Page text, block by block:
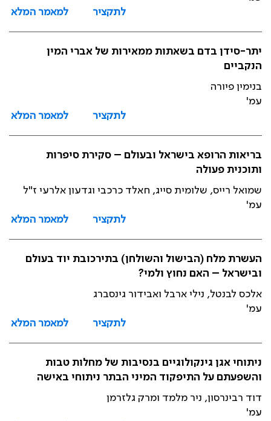
לתקציר
למאמר המלא
יתר-סידן בדם בשאתות ממאירות של אברי המין
הנקביים
בנימין פיורה
עמ'
לתקציר
למאמר המלא
בריאות הרופא בישראל ובעולם – סקירת סיפרות
ותוכנית פעולה
שמואל רייס, שלומית סייג, חאלד כרכבי וגדעון אלרעי ז"ל
עמ'
לתקציר
למאמר המלא
העשרת מלח (הבישול והשולחן) בתירכובת יוד בעולם
ובישראל – האם נחוץ ולמי?
אלכס לבנטל, נילי ארבל ואבידור גינסברג
עמ'
לתקציר
למאמר המלא
ניתוחי אגן גינקולוגיים בנסיבות של מחלות טבות
והשפעתם על התיפקוד המיני הבתר ניתוחי באישה
דוד רבינרסון, ניר מלמד ומרק גלזרמן
עמ'